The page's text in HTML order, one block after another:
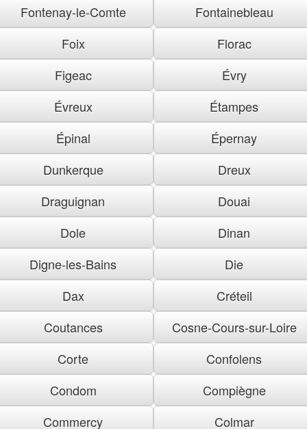
Fontenay-le-Comte
Fontainebleau
Foix
Florac
Figeac
Évry
Évreux
Étampes
Épinal
Épernay
Dunkerque
Dreux
Draguignan
Douai
Dole
Dinan
Digne-les-Bains
Die
Dax
Créteil
Coutances
Cosne-Cours-sur-Loire
Corte
Confolens
Condom
Compiègne
Commercy
Colmar